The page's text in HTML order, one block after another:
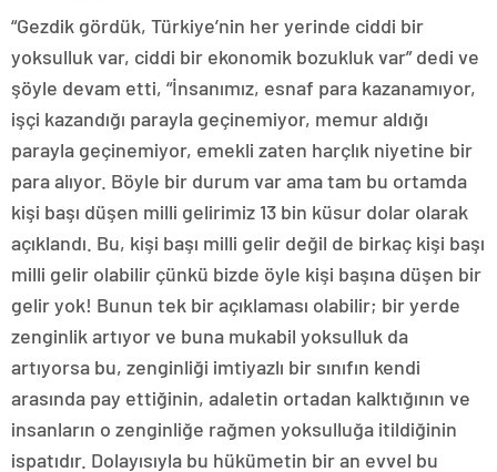
“Gezdik gördük, Türkiye’nin her yerinde ciddi bir
yoksulluk var, ciddi bir ekonomik bozukluk var” dedi ve
şöyle devam etti, “İnsanımız, esnaf para kazanamıyor,
işçi kazandığı parayla geçinemiyor, memur aldığı
parayla geçinemiyor, emekli zaten harçlık niyetine bir
para alıyor. Böyle bir durum var ama tam bu ortamda
kişi başı düşen milli gelirimiz 13 bin küsur dolar olarak
açıklandı. Bu, kişi başı milli gelir değil de birkaç kişi başı
milli gelir olabilir çünkü bizde öyle kişi başına düşen bir
gelir yok! Bunun tek bir açıklaması olabilir; bir yerde
zenginlik artıyor ve buna mukabil yoksulluk da
artıyorsa bu, zenginliği imtiyazlı bir sınıfın kendi
arasında pay ettiğinin, adaletin ortadan kalktığının ve
insanların o zenginliğe rağmen yoksulluğa itildiğinin
ispatıdır. Dolayısıyla bu hükümetin bir an evvel bu